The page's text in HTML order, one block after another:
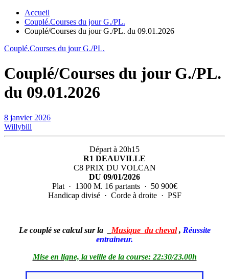
Accueil
Couplé.Courses du jour G./PL.
Couplé/Courses du jour G./PL. du 09.01.2026
Couplé.Courses du jour G./PL.
Couplé/Courses du jour G./PL.
du 09.01.2026
8 janvier 2026
Willybill
Départ à 20h15
R1 DEAUVILLE
C8 PRIX DU VOLCAN
DU 09/01/2026
Plat · 1300 M. 16 partants · 50 900€
Handicap divisé · Corde à droite · PSF
Le couplé se calcul sur la Musique du cheval, Réussite
entraineur.
Mise en ligne, la veille de la course: 22:30/23.00h